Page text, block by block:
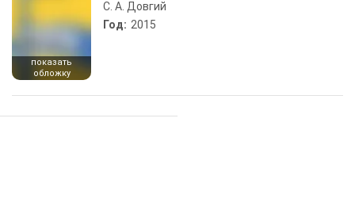
показать
обложку
С. А. Довгий
Год: 2015